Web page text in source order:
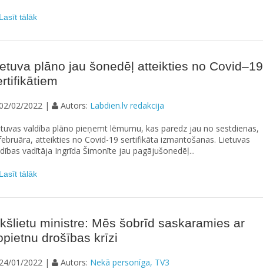
Lasīt tālāk
plāno jau šonedēļ atteikties no Covid–19
02/2022 | Autors: Labdien.lv redakcija
valdība plāno pieņemt lēmumu, kas paredz jau no sestdienas,
atteikties no Covid-19 sertifikāta izmantošanas. Lietuvas
vadītāja Ingrīda Šimonīte jau pagājušonedēļ...
Lasīt tālāk
ministre: Mēs šobrīd saskaramies ar
drošības krīzi
24/01/2022 | Autors: Nekā personīga, TV3